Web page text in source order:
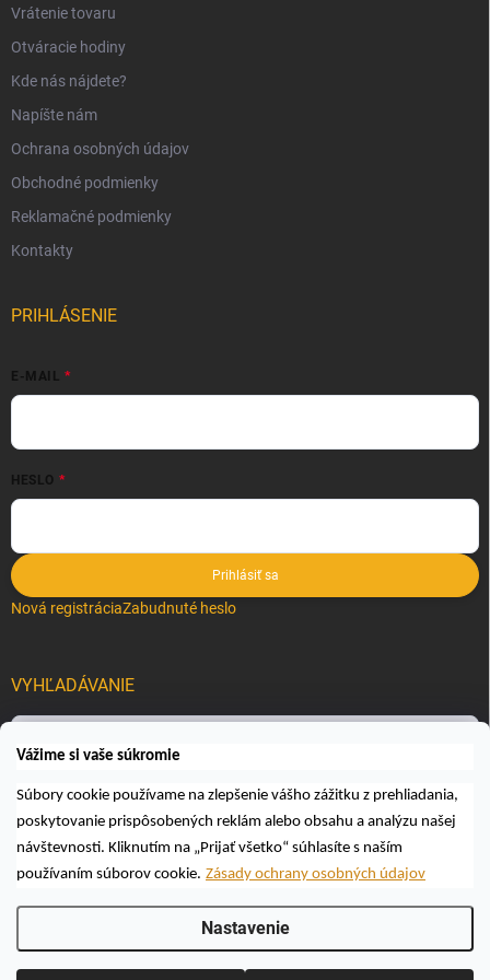
Vážime si vaše súkromie
Súbory cookie používame na zlepšenie vášho zážitku z prehliadania,
poskytovanie prispôsobených reklám alebo obsahu a analýzu našej
návštevnosti. Kliknutím na „Prijať všetko“ súhlasíte s naším
používaním súborov cookie. Zásady ochrany osobných údajov
Nastavenie
Vrátenie tovaru
Otváracie hodiny
Kde nás nájdete?
Napíšte nám
Ochrana osobných údajov
Obchodné podmienky
Reklamačné podmienky
Kontakty
PRIHLÁSENIE
E-MAIL
HESLO
Prihlásiť sa
Nová registráciaZabudnuté heslo
VYHĽADÁVANIE
Vytvoril Shoptet
Všetky práva vyhradené.Upraviť nastavenie cookies